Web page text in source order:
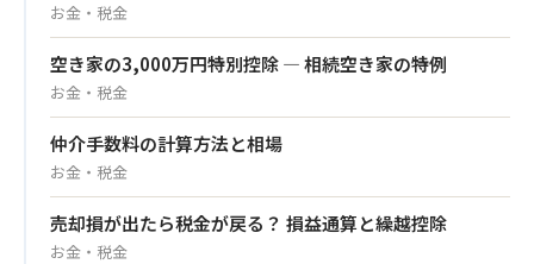
お金・税金
空き家の3,000万円特別控除 — 相続空き家の特例
お金・税金
仲介手数料の計算方法と相場
お金・税金
売却損が出たら税金が戻る？ 損益通算と繰越控除
お金・税金